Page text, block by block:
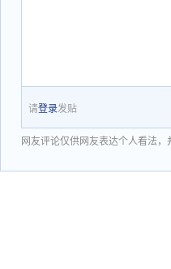
请登录发贴
网友评论仅供网友表达个人看法